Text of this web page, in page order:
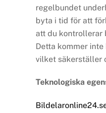
regelbundet
byta i tid för att
att du kontrollerar
Detta kommer
vilket säkerställer
Teknologiska